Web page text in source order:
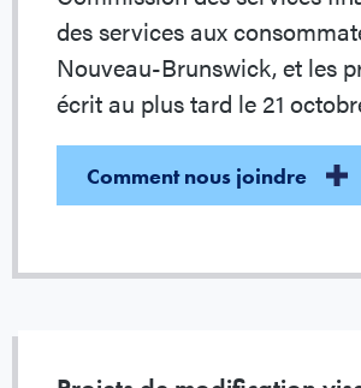
des services aux
Nouveau-Brunswick, et les
écrit au plus tard le 21
Comment nous joindre